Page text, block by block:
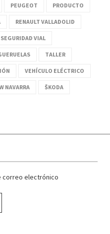
PEUGEOT PRODUCTO
RENAULT VALLADOLID
SEGURIDAD VIAL
TALLER
VEHÍCULO ELÉCTRICO
NAVARRA ŠKODA
correo electrónico